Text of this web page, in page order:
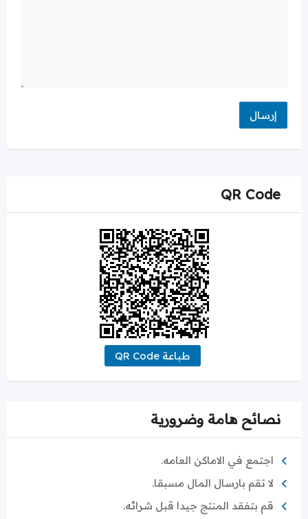
QR Code
طباعة QR Code
نصائح هامة وضرورية
اجتمع في الاماكن العامه.
لا تقم بارسال المال مسبقا.
قم بتفقد المنتج جيدا قبل شرائه.